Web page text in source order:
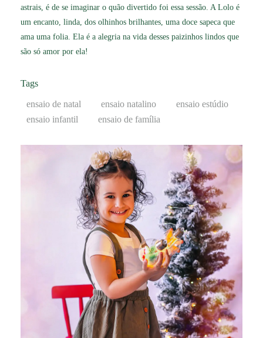
astrais, é de se imaginar o quão divertido foi essa sessão. A Lolo é
um encanto, linda, dos olhinhos brilhantes, uma doce sapeca que
ama uma folia. Ela é a alegria na vida desses paizinhos lindos que
são só amor por ela!
Tags
ensaio de natal ensaio natalino
ensaio estúdio
ensaio infantil
ensaio de família